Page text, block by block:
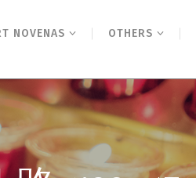
NOVENAS OTHERS